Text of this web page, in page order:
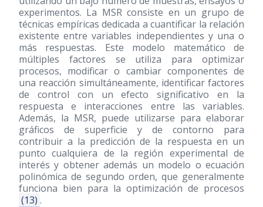
experimentos. La MSR consiste en un grupo de
técnicas empíricas dedicada a cuantificar la relación
existente entre variables independientes y una o
más respuestas. Este modelo matemático de
múltiples factores se utiliza para optimizar
procesos, modificar o cambiar componentes de
una reacción simultáneamente, identificar factores
de control con un efecto significativo en la
respuesta e interacciones entre las variables.
Además, la MSR, puede utilizarse para elaborar
gráficos de superficie y de contorno para
contribuir a la predicción de la respuesta en un
punto cualquiera de la región experimental de
interés y obtener además un modelo o ecuación
polinómica de segundo orden, que generalmente
funciona bien para la optimización de procesos
(13) .